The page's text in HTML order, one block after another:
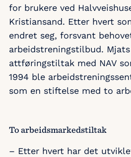
for brukere ved
Kristiansand. Etter hvert
endret seg, forsvant
arbeidstreningstilbud.
attføringstiltak med NAV
1994 ble
som en stiftelse med to
To arbeidsmarkedstiltak
– Etter hvert har det